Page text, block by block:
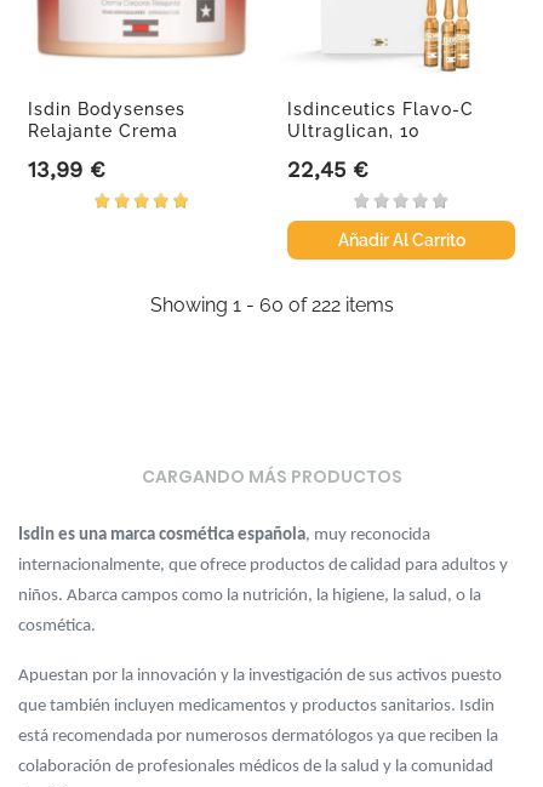
Isdin Bodysenses
Relajante Crema
Precio
13,99 €
Isdinceutics Flavo-C
Ultraglican, 10
Precio
22,45 €
Añadir Al Carrito
Showing 1 - 60 of 222 items
CARGANDO MÁS PRODUCTOS
Isdin es una marca cosmética española, muy reconocida
internacionalmente, que ofrece productos de calidad para adultos y
niños. Abarca campos como la nutrición, la higiene, la salud, o la
cosmética.
Apuestan por la innovación y la investigación de sus activos puesto
que también incluyen medicamentos y productos sanitarios. Isdin
está recomendada por numerosos dermatólogos ya que reciben la
colaboración de profesionales médicos de la salud y la comunidad